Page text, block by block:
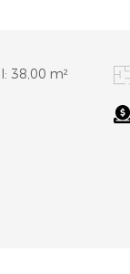
38,00 m²